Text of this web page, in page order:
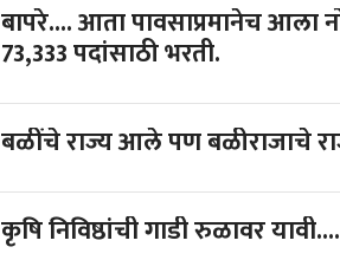
बापरे.... आता पावसाप्रमानेच आला
73,333 पदांसाठी भरती.
बळींचे राज्य आले पण बळीराजाचे
कृषि निविष्ठांची गाडी रुळावर